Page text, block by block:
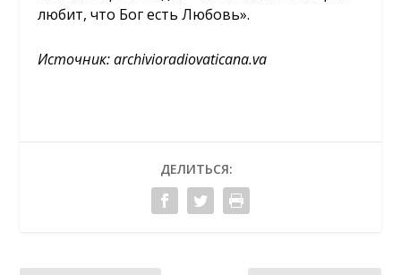
любит, что Бог есть Любовь».
Источник:archivioradiovaticana.va
ДЕЛИТЬСЯ: